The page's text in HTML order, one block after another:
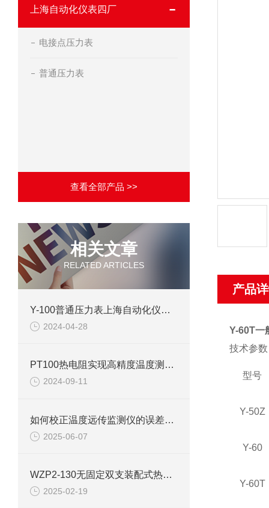
上海自动化仪表四厂
电接点压力表
普通压力表
查看全部产品 >>
相关文章
RELATED ARTICLES
Y-100普通压力表上海自动化仪表四厂产品介绍
2024-04-28
PT100热电阻实现高精度温度测量的可靠工具
2024-09-11
如何校正温度远传监测仪的误差呢？
2025-06-07
WZP2-130无固定双支装配式热电阻使用选型
2025-02-19
产品
Y-60T一
技术参
型号
Y-50Z
Y-60
Y-60T